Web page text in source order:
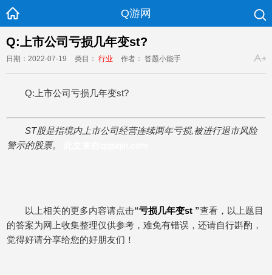
Q游网
Q:上市公司亏损几年变st?
日期：2022-07-19 类目： 行业 作者： 答题小能手
Q:上市公司亏损几年变st?
ST股是指境内上市公司经营连续两年亏损,被进行退市风险
警示的股票。
以上相关的更多内容请点击“亏损几年变st ”查看，以上题目
的答案为网上收集整理仅供参考，难免有错误，还请自行斟酌，
觉得好请分享给您的好朋友们！